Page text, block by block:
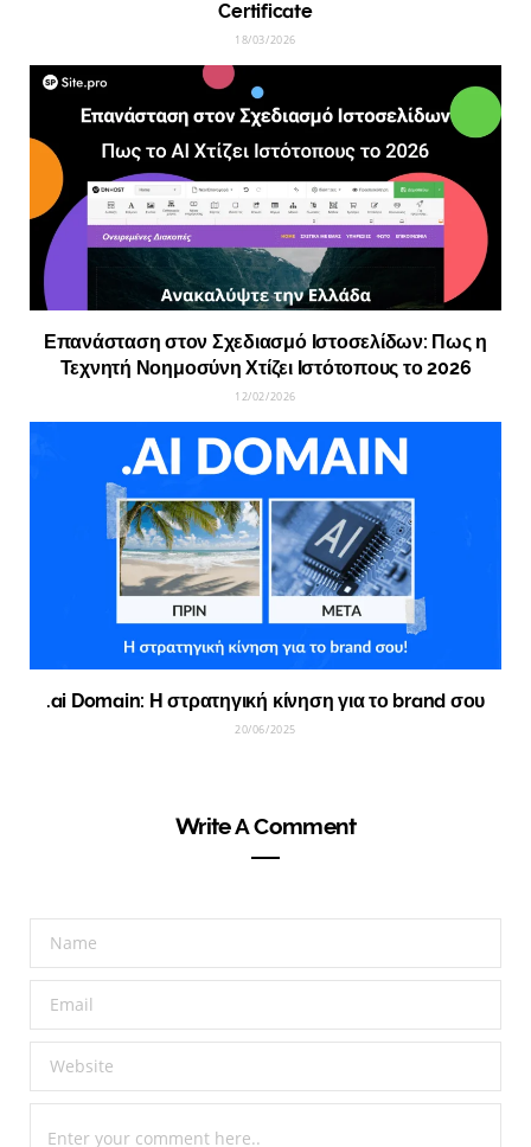
Certificate
18/03/2026
Επανάσταση στον Σχεδιασμό Ιστοσελίδων: Πως η
Τεχνητή Νοημοσύνη Χτίζει Ιστότοπους το 2026
12/02/2026
.ai Domain: Η στρατηγική κίνηση για το brand σου
20/06/2025
Write A Comment